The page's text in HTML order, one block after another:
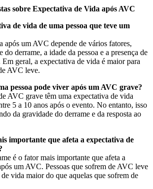
sobre Expectativa de Vida após AVC
de vida de uma pessoa que teve um
após um AVC depende de vários fatores,
derrame, a idade da pessoa e a presença de
Em geral, a expectativa de vida é maior para
AVC leve.
pessoa pode viver após um AVC grave?
AVC grave têm uma expectativa de vida
5 a 10 anos após o evento. No entanto, isso
da gravidade do derrame e da resposta ao
importante que afeta a expectativa de
é o fator mais importante que afeta a
um AVC. Pessoas que sofrem de AVC leve
vida maior do que aquelas que sofrem de